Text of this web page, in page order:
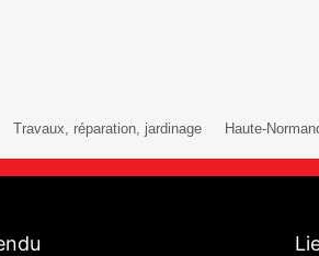
Travaux, réparation, jardinage Haute-